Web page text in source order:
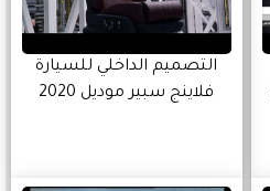
التصميم الداخلي للسيارة
فلاينج سبير موديل 2020